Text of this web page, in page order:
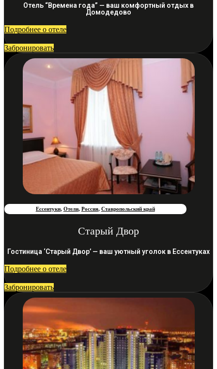
Отель “Времена года” — ваш комфортный отдых в
Домодедово
Подробнее о отеле
Забронировать
Ессентуки, Отели, Россия, Ставропольский край
Старый Двор
Гостиница ‘Старый Двор’ — ваш уютный уголок в Ессентуках
Подробнее о отеле
Забронировать